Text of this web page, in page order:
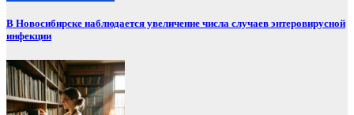
В Новосибирске наблюдается увеличение числа случаев энтеровирусной
инфекции